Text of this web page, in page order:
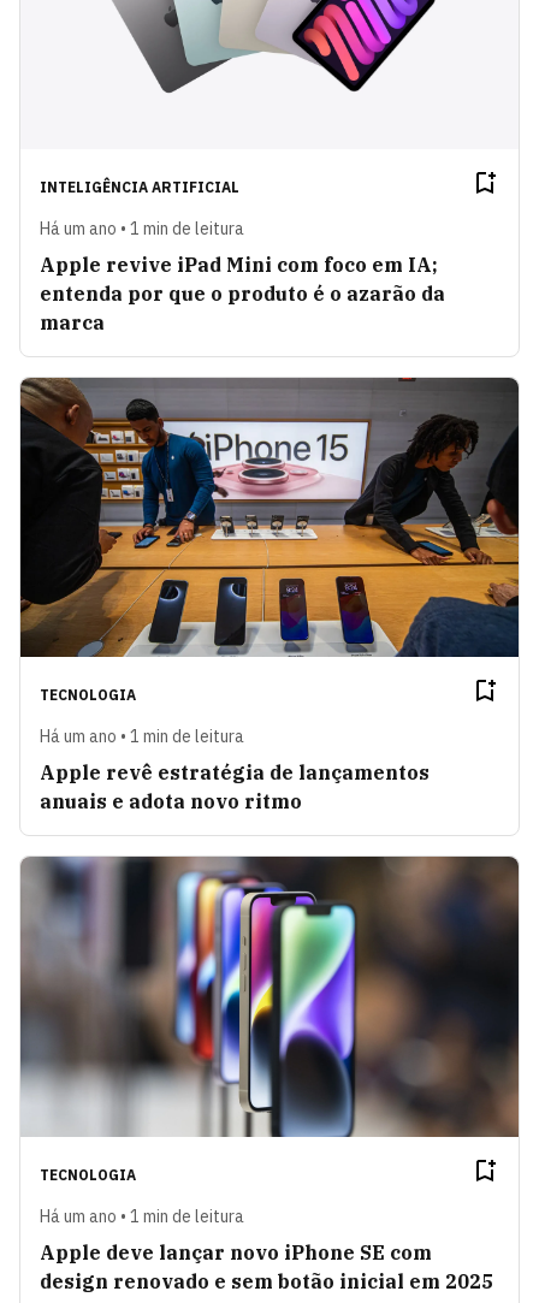
INTELIGÊNCIA ARTIFICIAL
Há um ano • 1 min de leitura
Apple revive iPad Mini com foco em IA;
entenda por que o produto é o azarão da
marca
TECNOLOGIA
Há um ano • 1 min de leitura
Apple revê estratégia de lançamentos
anuais e adota novo ritmo
TECNOLOGIA
Há um ano • 1 min de leitura
Apple deve lançar novo iPhone SE com
design renovado e sem botão inicial em 2025